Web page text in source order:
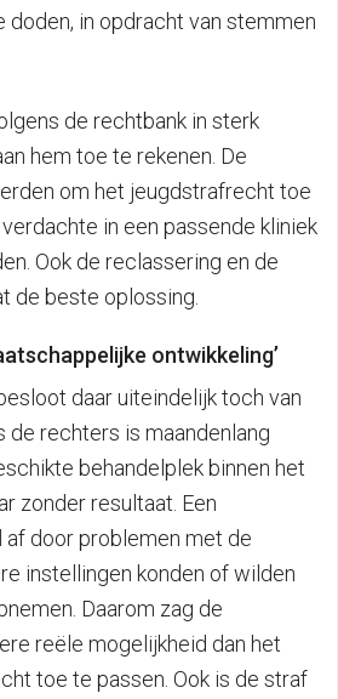
doden, in opdracht van stemmen
de rechtbank in sterk
hem toe te rekenen. De
om het jeugdstrafrecht toe
in een passende kliniek
Ook de reclassering en de
de beste oplossing.
ontwikkeling’
daar uiteindelijk toch van
de rechters is maandenlang
behandelplek binnen het
zonder resultaat. Een
af door problemen met de
instellingen konden of wilden
Daarom zag de
reële mogelijkheid dan het
toe te passen. Ook is de straf